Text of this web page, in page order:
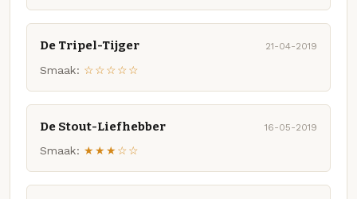
De Tripel-Tijger 21-04-2019
Smaak: ☆☆☆☆☆
De Stout-Liefhebber 16-05-2019
Smaak: ★★★☆☆